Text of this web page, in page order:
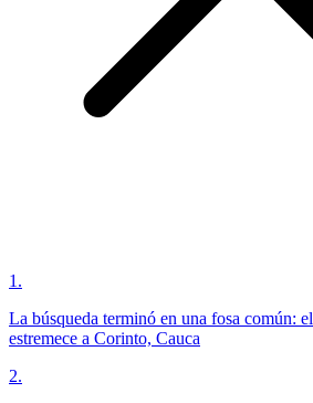
1 .
La búsqueda terminó en una fosa común:
estremece a Corinto, Cauca
2.